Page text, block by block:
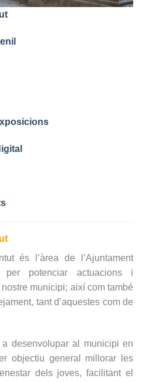
és l’àrea de l’Ajuntament
per potenciar actuacions i
municipi; així com també
tant d’aquestes com de
desenvolupar al municipi en
objectiu general millorar les
dels joves, facilitant el